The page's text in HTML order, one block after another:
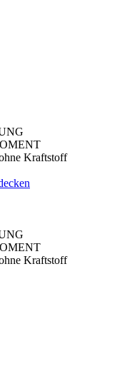
Kraftstoff
Kraftstoff